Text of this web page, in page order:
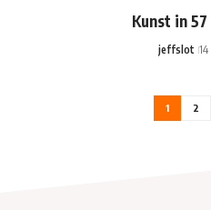
Kunst in
jeffslot
1 2